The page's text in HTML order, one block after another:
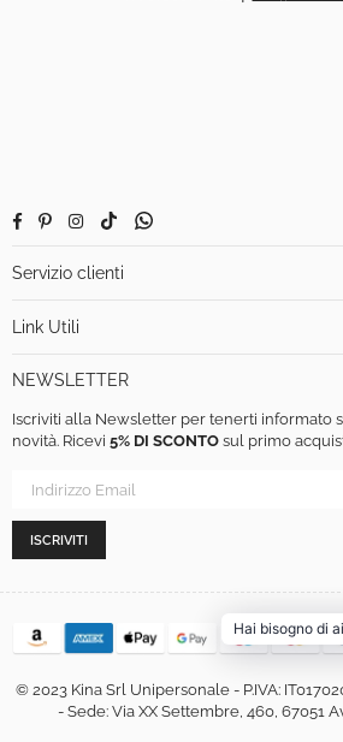
FacebookPinterestInstagram
TikTokWhatsapp
Servizio clienti
Link Utili
NEWSLETTER
Iscriviti alla Newsletter per tenerti informato
novità. Ricevi 5% DI SCONTO sul primo
ISCRIVITI
© 2023 Kina Srl Unipersonale - P.IVA:
- Sede: Via XX Settembre, 460, 67051
Hai bisogno di